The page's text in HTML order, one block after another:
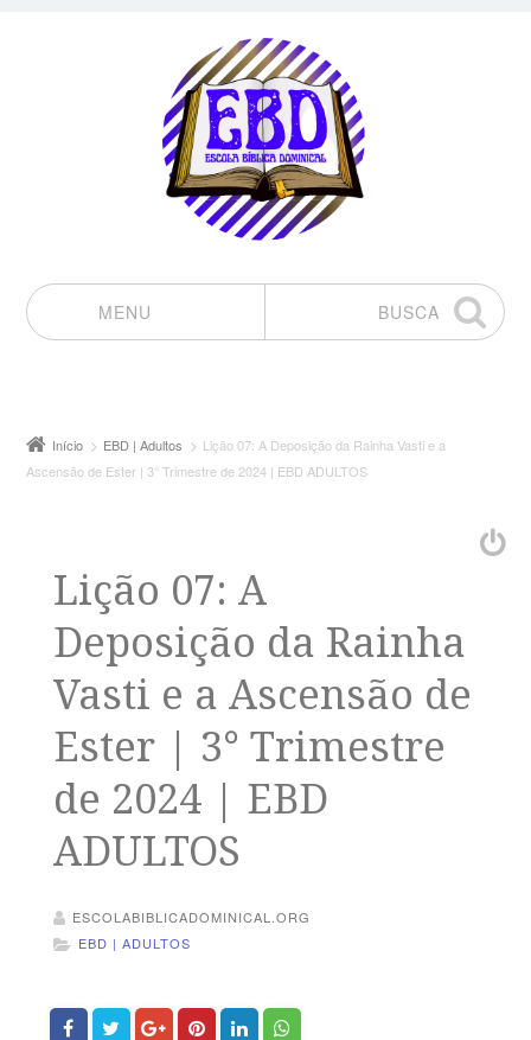
MENU
BUSCA
Início EBD | Adultos
Lição 07: A Deposição da Rainha Vasti e a
Ascensão de Ester | 3° Trimestre de 2024 | EBD ADULTOS
Lição 07: A
Deposição da Rainha
Vasti e a Ascensão de
Ester | 3° Trimestre
de 2024 | EBD
ADULTOS
ESCOLABIBLICADOMINICAL.ORG
EBD | ADULTOS